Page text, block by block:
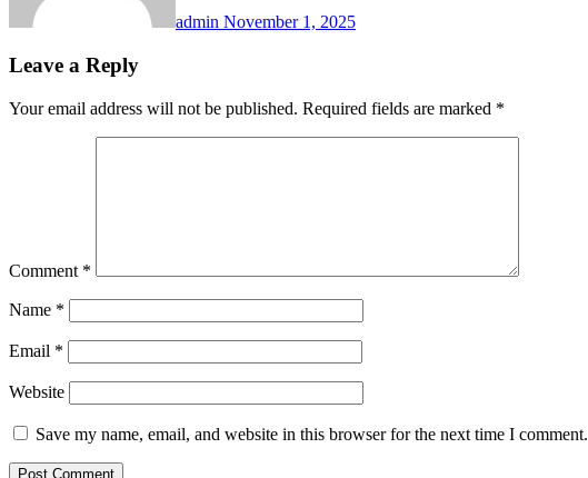
admin November 1, 2025
Leave a Reply
Your email address will not be published. Required fields are marked *
Comment *
Name *
Email *
Website
Save my name, email, and website in this browser for the next time I comment.